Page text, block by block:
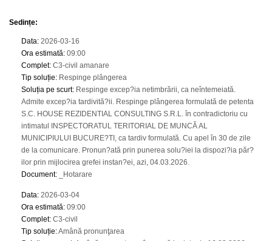
Sedințe:
Data: 2026-03-16
Ora estimată: 09:00
Complet: C3-civil amanare
Tip soluție: Respinge plângerea
Soluția pe scurt: Respinge excep?ia netimbrării, ca neîntemeiată.
Admite excep?ia tardivită?ii. Respinge plângerea formulată de petenta
S.C. HOUSE REZIDENTIAL CONSULTING S.R.L. în contradictoriu cu
intimatul INSPECTORATUL TERITORIAL DE MUNCĂ AL
MUNICIPIULUI BUCURE?TI, ca tardiv formulată. Cu apel în 30 de zile
de la comunicare. Pronun?ată prin punerea solu?iei la dispozi?ia păr?
ilor prin mijlocirea grefei instan?ei, azi, 04.03.2026.
Document: _Hotarare
Data: 2026-03-04
Ora estimată: 09:00
Complet: C3-civil
Tip soluție:Amână pronunţarea